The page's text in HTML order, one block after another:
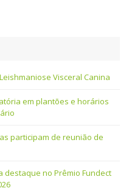
Visceral Canina
em plantões e horários
participam de reunião de
destaque no Prêmio Fundect